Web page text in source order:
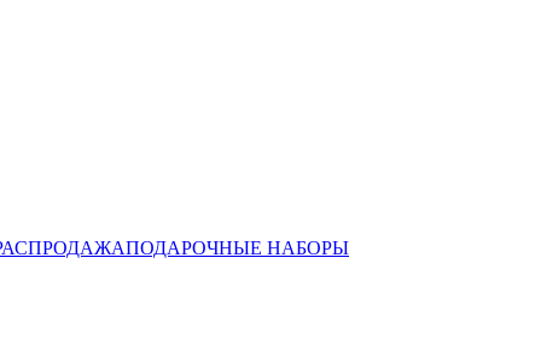
ПОДАРОЧНЫЕ НАБОРЫ